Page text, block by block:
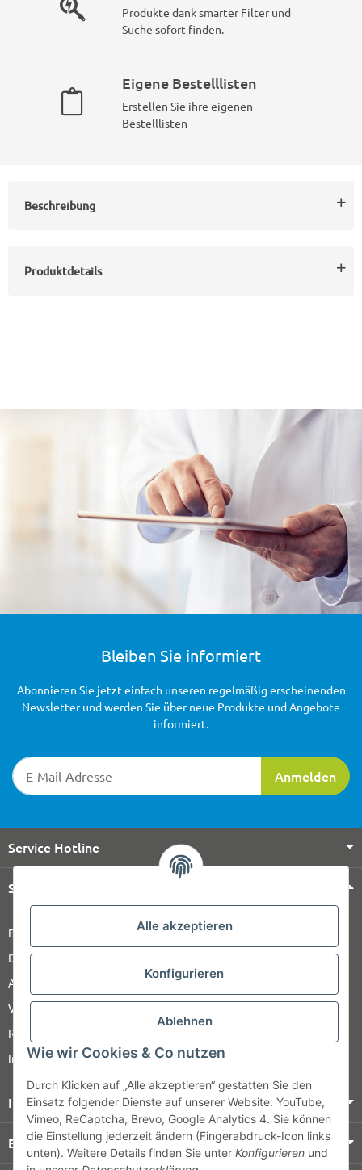
Alle akzeptieren
Konfigurieren
Ablehnen
Wie wir Cookies & Co nutzen
Durch Klicken auf „Alle akzeptieren“ gestatten Sie den
Einsatz folgender Dienste auf unserer Website: YouTube,
Vimeo, ReCaptcha, Brevo, Google Analytics 4. Sie können
die Einstellung jederzeit ändern (Fingerabdruck-Icon links
unten). Weitere Details finden Sie unter Konfigurieren und
Produkte dank smarter Filter und
Suche sofort finden.
Eigene Bestelllisten
Erstellen Sie ihre eigenen
Bestelllisten
Beschreibung
Produktdetails
Bleiben Sie informiert
Newsletter-Registrierung
Anmelden
Abonnieren Sie jetzt einfach unseren regelmäßig erscheinenden
Newsletter und werden Sie über neue Produkte und Angebote
informiert.
Service Hotline
Shop Service
Barrierefreiheitserklärung
Datenschutz
AGB
Versandinformationen
Retour
Impressum
Informationen
Bezahlung & Versand